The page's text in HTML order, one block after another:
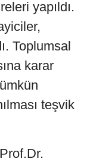
yapıldı.
Toplumsal
karar
teşvik